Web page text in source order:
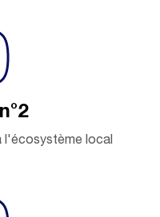
l'écosystème local